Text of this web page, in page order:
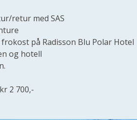
retur med SAS
på Radisson Blu Polar Hotel
og hotell
2 700,-